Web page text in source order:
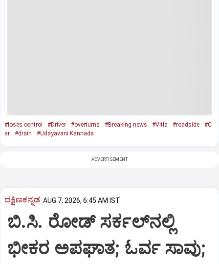
#loses control #Driver #overturns #Breaking news #Vitla #roadside
#C
ar
#drain #Udayavani Kannada
ADVERTISEMENT
ದಕ್ಷಿಣಕನ್ನಡ AUG 7, 2026, 6:45 AM IST
ಬಿ.ಸಿ. ರೋಡ್‌ ಸರ್ಕಲ್‌ನಲ್ಲಿ
ಭೀಕರ ಅಪಘಾತ; ಓರ್ವ ಸಾವು;